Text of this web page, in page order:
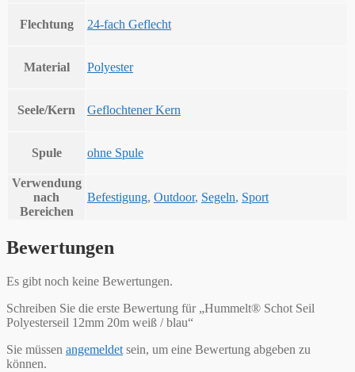
Flechtung 24-fach Geflecht
Material Polyester
Seele/Kern Geflochtener Kern
Spule ohne Spule
Verwendung
nach
Bereichen
Befestigung, Outdoor, Segeln, Sport
Bewertungen
Es gibt noch keine Bewertungen.
Schreiben Sie die erste Bewertung für „Hummelt® Schot Seil
Polyesterseil 12mm 20m weiß / blau“
Sie müssen angemeldet sein, um eine Bewertung abgeben zu
können.